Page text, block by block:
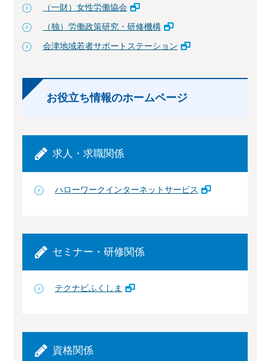
（一財）女性労働協会
（独）労働政策研究・研修機構
会津地域若者サポートステーション
お役立ち情報のホームページ
求人・求職関係
ハローワークインターネットサービス
セミナー・研修関係
テクナビふくしま
資格関係